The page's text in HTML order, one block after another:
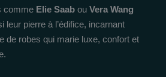
comme Elie Saab ou Vera Wang
leur pierre à l’édifice, incarnant
de robes qui marie luxe, confort et